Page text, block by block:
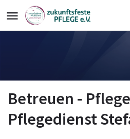
Betreuen -
Pflegedienst